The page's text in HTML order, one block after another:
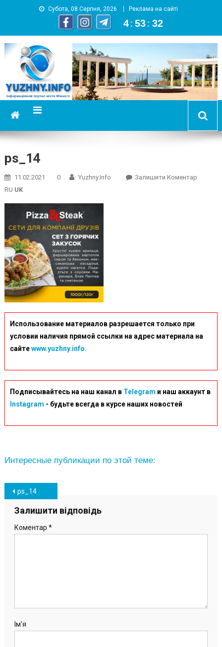
Субота, 08 Серпня, 2026 Реклама на сайті
4 : 53 : 33
YUZHNY.INFO
информационный портал города Южный
ps_14
11.02.2021 0 Yuzhny.info Залишити КоментарOn
RU UK
Использование материалов разрешается только при
условии наличия прямой ссылки на адрес материала на
сайтеwww.yuzhny.info.
Подписывайтесь на наш канал в Telegram и наш аккаунт в
Instagram - будьте всегда в курсе наших новостей
Интересные публикации по этой теме:
Навігація
записів
ps_14
Залишити відповідь
Коментар *
Ім'я